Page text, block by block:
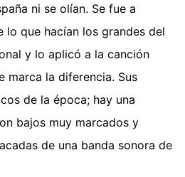
ni se olían. Se fue a
lo que hacían los grandes del
y lo aplicó a la canción
marca la diferencia. Sus
de la época; hay una
bajos muy marcados y
de una banda sonora de